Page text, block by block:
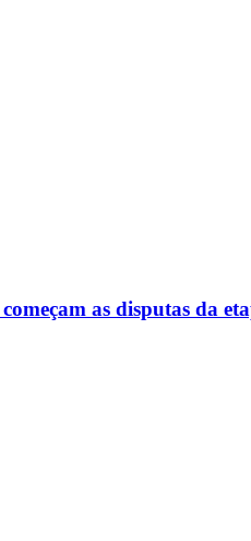
as disputas da